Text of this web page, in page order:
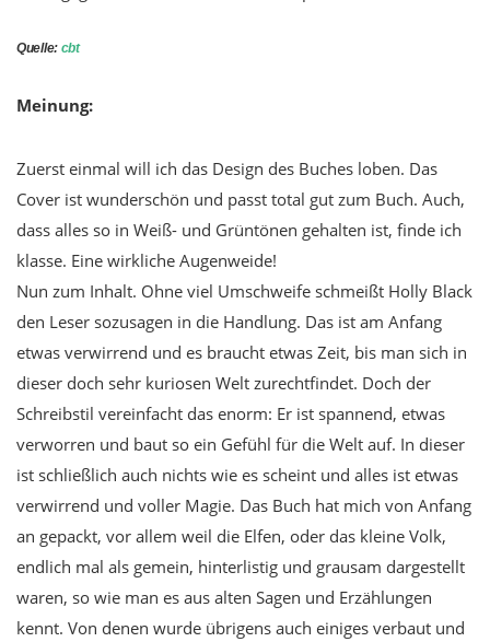
Quelle: cbt
Meinung:
Zuerst einmal will ich das Design des Buches loben. Das
Cover ist wunderschön und passt total gut zum Buch. Auch,
dass alles so in Weiß- und Grüntönen gehalten ist, finde ich
klasse. Eine wirkliche Augenweide!
Nun zum Inhalt. Ohne viel Umschweife schmeißt Holly Black
den Leser sozusagen in die Handlung. Das ist am Anfang
etwas verwirrend und es braucht etwas Zeit, bis man sich in
dieser doch sehr kuriosen Welt zurechtfindet. Doch der
Schreibstil vereinfacht das enorm: Er ist spannend, etwas
verworren und baut so ein Gefühl für die Welt auf. In dieser
ist schließlich auch nichts wie es scheint und alles ist etwas
verwirrend und voller Magie. Das Buch hat mich von Anfang
an gepackt, vor allem weil die Elfen, oder das kleine Volk,
endlich mal als gemein, hinterlistig und grausam dargestellt
waren, so wie man es aus alten Sagen und Erzählungen
kennt. Von denen wurde übrigens auch einiges verbaut und